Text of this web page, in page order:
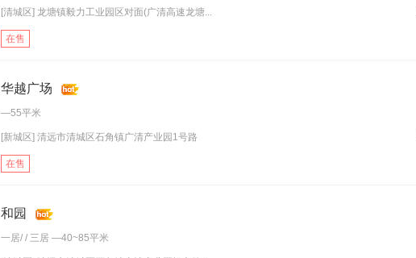
[清城区] 龙塘镇毅力工业园区对面(广清高速龙塘...
在售
华越广场
—55平米
[新城区] 清远市清城区石角镇广清产业园1号路
在售
和园
一居/ / 三居 —40~85平米